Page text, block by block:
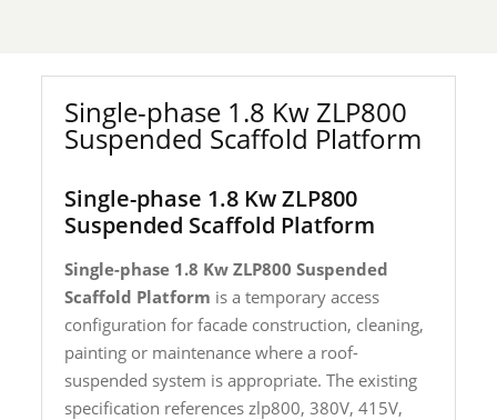
Single-phase 1.8 Kw ZLP800
Suspended Scaffold Platform
Single-phase 1.8 Kw ZLP800
Suspended Scaffold Platform
Single-phase 1.8 Kw ZLP800 Suspended
Scaffold Platform is a temporary access
configuration for facade construction, cleaning,
painting or maintenance where a roof-
suspended system is appropriate. The existing
specification references zlp800, 380V, 415V,